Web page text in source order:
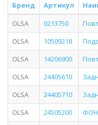
Бренд Артикул
OLSA
0213750
OLSA
10509218
OLSA
14206900
OLSA
24405610
OLSA
24405710
OLSA
24505200